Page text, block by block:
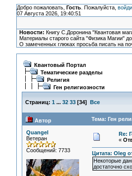
Добро пожаловать, Гость. Пожалуйста,
07 Августа 2026, 19:40:51
Новости: Книгу С.Доронина "Квантовая
Материалы старого сайта "Физика Магии"
О замеченных глюках просьба писать на
Квантовый Портал
Тематические разделы
Религия
Ген религиозности
Страниц: 1 ... 32 33[34] Все
Автор Тема: Ген
Quangel
Ветеран
Сообщений: 7733
Re:
«
Цитата: Oleg
Некоторые
достаточно